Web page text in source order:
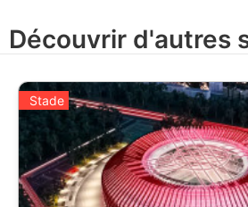
Découvrir d'autres
Stade